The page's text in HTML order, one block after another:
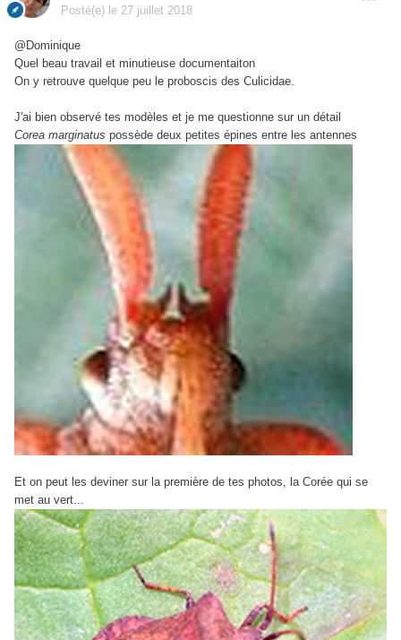
Posté(e) le 27 juillet 2018
@Dominique
Quel beau travail et minutieuse documentaiton
On y retrouve quelque peu le proboscis des Culicidae.
J'ai bien observé tes modèles et je me questionne sur un détail
Corea marginatus possède deux petites épines entre les antennes
Et on peut les deviner sur la première de tes photos, la Corée qui se
met au vert...